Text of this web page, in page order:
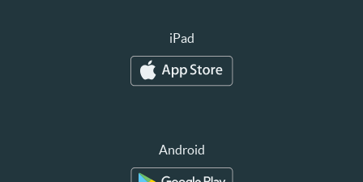
iPad
Android